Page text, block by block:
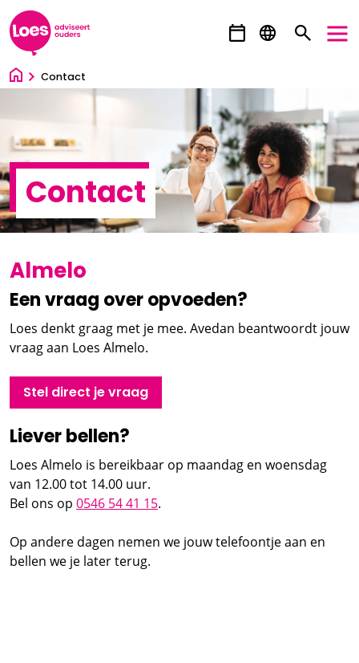
Ga direct naar inhoud
Contact
Contact
Almelo
Een vraag over opvoeden?
Loes denkt graag met je mee. Avedan beantwoordt jouw
vraag aan Loes Almelo.
Stel direct je vraag
Liever bellen?
Loes Almelo is bereikbaar op maandag en woensdag
van 12.00 tot 14.00 uur.
Bel ons op 0546 54 41 15.
Op andere dagen nemen we jouw telefoontje aan en
bellen we je later terug.